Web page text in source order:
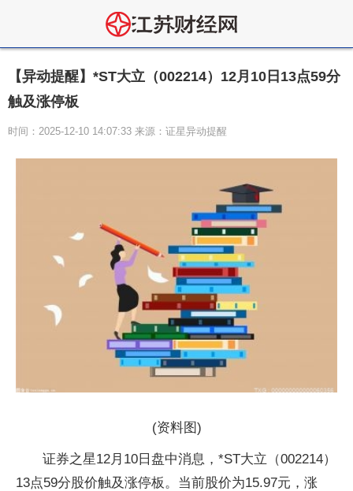
【异动提醒】*ST大立（002214）12月10日13点59分
触及涨停板
时间：2025-12-10 14:07:33 来源：证星异动提醒
(资料图)
证券之星12月10日盘中消息，*ST大立（002214）
13点59分股价触及涨停板。当前股价为15.97元，涨